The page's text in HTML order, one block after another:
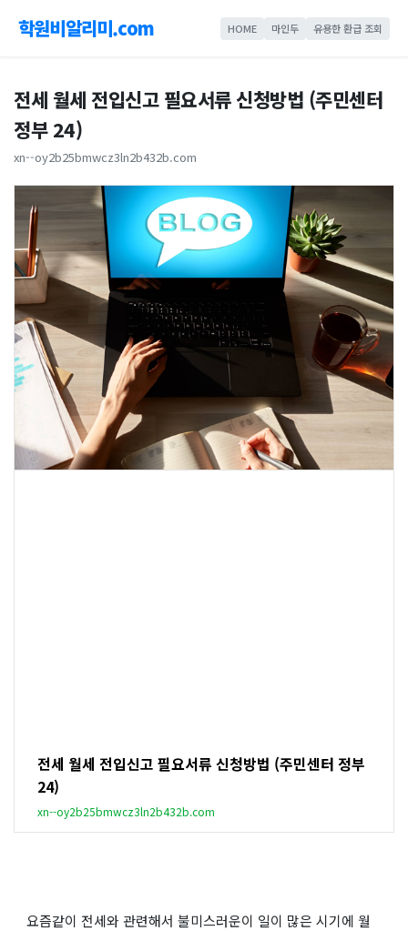
학원비알리미.com HOME 마인두 유용한 환급 조회
전세 월세 전입신고 필요서류 신청방법 (주민센터
정부 24)
xn--oy2b25bmwcz3ln2b432b.com
전세 월세 전입신고 필요서류 신청방법 (주민센터 정부
24)
xn--oy2b25bmwcz3ln2b432b.com
요즘같이 전세와 관련해서 불미스러운이 일이 많은 시기에 월